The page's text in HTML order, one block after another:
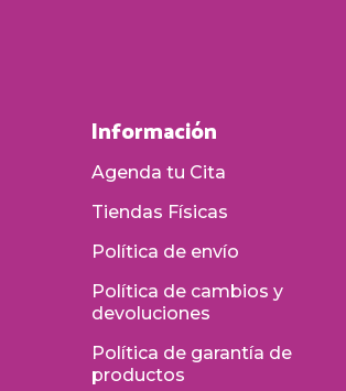
Información
Agenda tu Cita
Tiendas Físicas
Política de envío
Política de cambios y
devoluciones
Política de garantía de
productos